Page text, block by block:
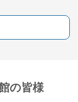
の皆様